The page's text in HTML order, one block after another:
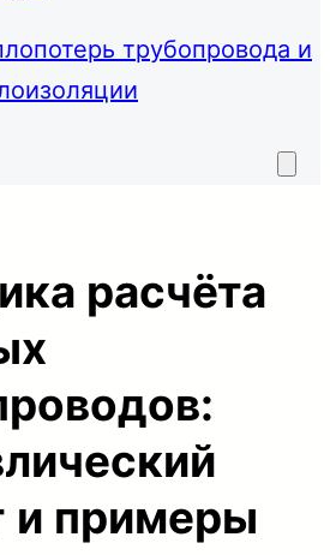
трубопровода и
расчёта
и примеры